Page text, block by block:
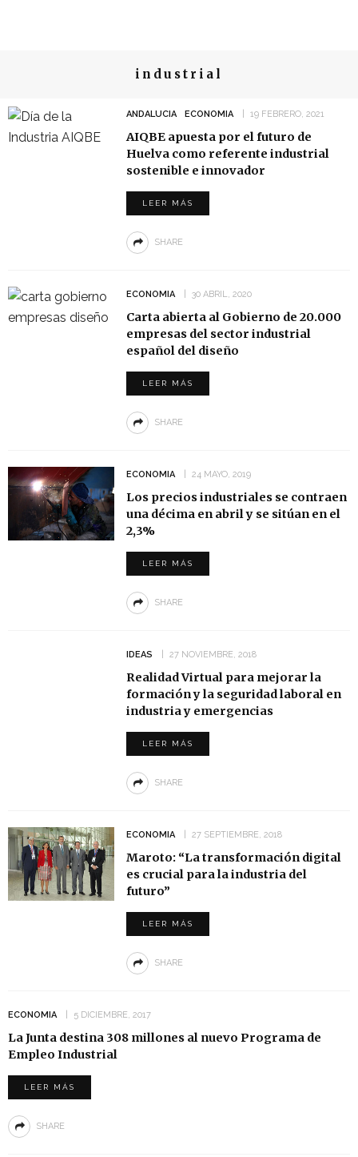
industrial
ANDALUCIA ECONOMIA 19 FEBRERO, 2021
AIQBE apuesta por el futuro de
Huelva como referente industrial
sostenible e innovador
LEER MÁS
SHARE
ECONOMIA 30 ABRIL, 2020
Carta abierta al Gobierno de 20.000
empresas del sector industrial
español del diseño
LEER MÁS
SHARE
ECONOMIA 24 MAYO, 2019
Los precios industriales se contraen
una décima en abril y se sitúan en el
2,3%
LEER MÁS
SHARE
IDEAS 27 NOVIEMBRE, 2018
Realidad Virtual para mejorar la
formación y la seguridad laboral en
industria y emergencias
LEER MÁS
SHARE
ECONOMIA 27 SEPTIEMBRE, 2018
Maroto: “La transformación digital
es crucial para la industria del
futuro”
LEER MÁS
SHARE
ECONOMIA 5 DICIEMBRE, 2017
La Junta destina 308 millones al nuevo Programa de
Empleo Industrial
LEER MÁS
SHARE